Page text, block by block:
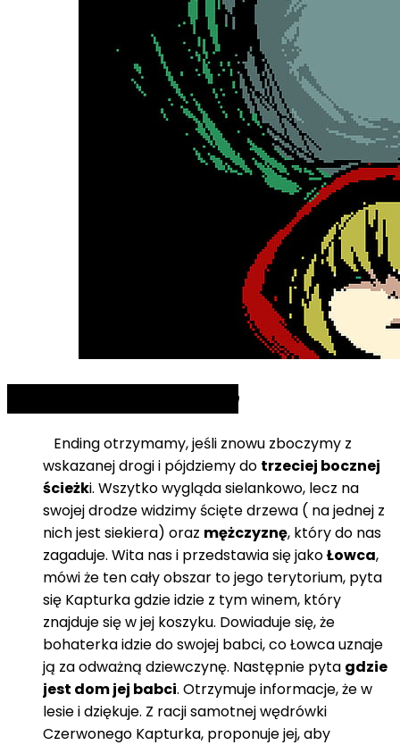
Ending otrzymamy, jeśli znowu zboczymy z
wskazanej drogi i pójdziemy do trzeciej bocznej
ścieżki. Wszytko wygląda sielankowo, lecz na
swojej drodze widzimy ścięte drzewa ( na jednej z
nich jest siekiera) oraz mężczyznę, który do nas
zagaduje. Wita nas i przedstawia się jakoŁowca,
mówi że ten cały obszar to jego terytorium, pyta
się Kapturka gdzie idzie z tym winem, który
znajduje się w jej koszyku. Dowiaduje się, że
bohaterka idzie do swojej babci, co Łowca uznaje
ją za odważną dziewczynę. Następnie pyta gdzie
jest dom jej babci. Otrzymuje informacje, że w
lesie i dziękuje. Z racji samotnej wędrówki
Czerwonego Kapturka, proponuje jej, aby